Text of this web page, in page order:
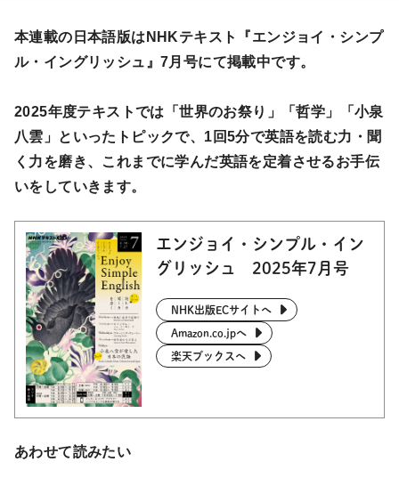
本連載の日本語版はNHKテキスト『エンジョイ・シンプ
ル・イングリッシュ』7月号にて掲載中です。
2025年度テキストでは「世界のお祭り」「哲学」「小泉
八雲」といったトピックで、1回5分で英語を読む力・聞
く力を磨き、これまでに学んだ英語を定着させるお手伝
いをしていきます。
エンジョイ・シンプル・イン
グリッシュ 2025年7月号
NHK出版ECサイトへ
Amazon.co.jpへ
楽天ブックスへ
あわせて読みたい